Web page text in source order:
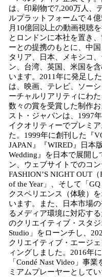
は、印刷物で7,200万人、
ルプラットフォームで４
月10億回以上の動画視聴
とロンドンに本社を置き
ーとの提携のもとに、中
タリア、日本、メキシコ
ン、台湾、英国、米国を
います。2011年に発足した
は、映画、テレビ、ソー
ーチャルリアリティにわ
数々の賞を受賞した制作
スト・ジャパンは、1997
イクオリティーでプレミ
た。1999年に創刊した『
JAPAN』『WIRED』日本
Wedding』を日本で展開
ン、ウェブサイトでのコ
FASHION’S NIGHT OUT
of the Year」、そして「
クスペリエンス（体験）
います。また、日本市場
るメディア環境に対応す
のクリエイティブ・スタジ
Studio」をローンチし、
クリエイティブ・エージ
ィングしました。2016年
「Condé Nast Video」事
ミアムプレーヤーとして